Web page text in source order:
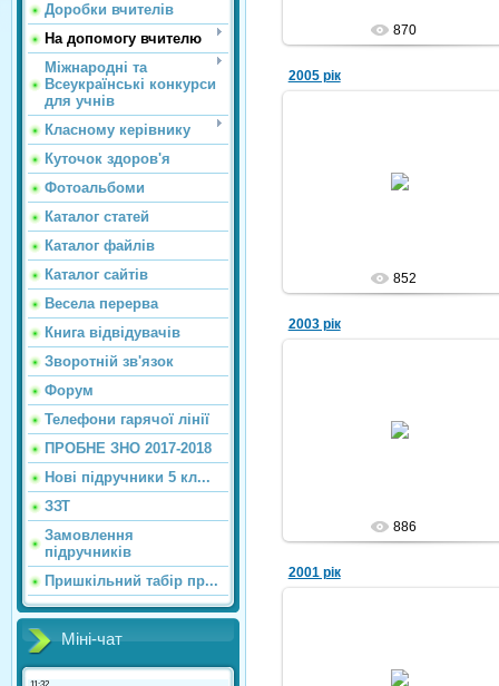
Доробки вчителів
На допомогу вчителю
Міжнародні та
Всеукраїнські конкурси
для учнів
Класному керівнику
Куточок здоров'я
Фотоальбоми
Каталог статей
Каталог файлів
Каталог сайтiв
Весела перерва
Книга відвідувачів
Зворотній зв'язок
Форум
Телефони гарячої лінії
ПРОБНЕ ЗНО 2017-2018
Нові підручники 5 кл...
ЗЗТ
Замовлення
підручників
Пришкільний табір пр...
Міні-чат
870
2005 рік
852
2003 рік
886
2001 рік